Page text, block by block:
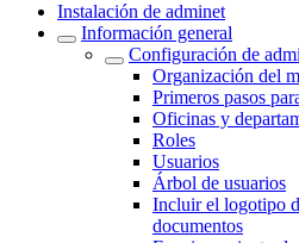
Instalación de adminet
Información general
Configuración de
Organización del
Primeros pasos
Oficinas y
Roles
Usuarios
Árbol de usuarios
Incluir el logotipo
documentos